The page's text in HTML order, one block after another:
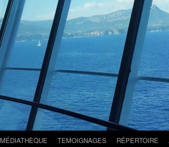
MÉDIATHÈQUE TEMOIGNAGES RÉPERTOIRE